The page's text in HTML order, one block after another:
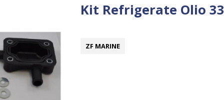
ZF MARINE
Kit Refrigerate Olio